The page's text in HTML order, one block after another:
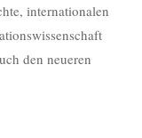
internationalen
den neueren